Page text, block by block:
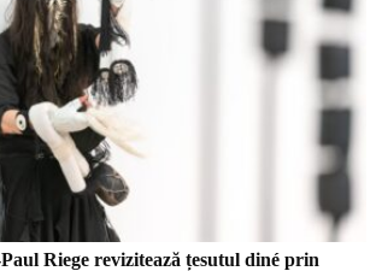
Riege revizitează țesutul diné prin